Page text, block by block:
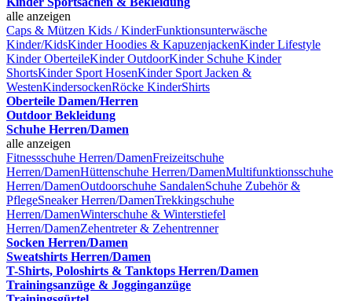
alle anzeigen
Caps & Mützen Kids / KinderFunktionsunterwäsche
Kinder/KidsKinder Hoodies & KapuzenjackenKinder Lifestyle
Kinder OberteileKinder OutdoorKinder Schuhe Kinder
ShortsKinder Sport HosenKinder Sport Jacken &
WestenKindersockenRöcke KinderShirts
Oberteile Damen/Herren
Outdoor Bekleidung
Schuhe Herren/Damen
alle anzeigen
Fitnessschuhe Herren/DamenFreizeitschuhe
Herren/DamenHüttenschuhe Herren/DamenMultifunktionsschuhe
Herren/DamenOutdoorschuhe SandalenSchuhe Zubehör &
PflegeSneaker Herren/DamenTrekkingschuhe
Herren/DamenWinterschuhe & Winterstiefel
Herren/DamenZehentreter & Zehentrenner
Socken Herren/Damen
Sweatshirts Herren/Damen
T-Shirts, Poloshirts & Tanktops Herren/Damen
Trainingsanzüge & Jogginganzüge